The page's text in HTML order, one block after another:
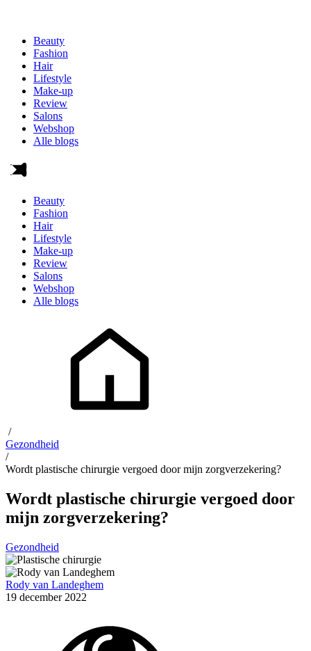
Beauty
Fashion
Hair
Lifestyle
Make-up
Review
Salons
Webshop
Alle blogs
Beauty
Fashion
Hair
Lifestyle
Make-up
Review
Salons
Webshop
Alle blogs
/
Gezondheid
/
Wordt plastische chirurgie vergoed door mijn zorgverzekering?
Wordt plastische chirurgie vergoed door
mijn zorgverzekering?
Gezondheid
Rody van Landeghem
19 december 2022